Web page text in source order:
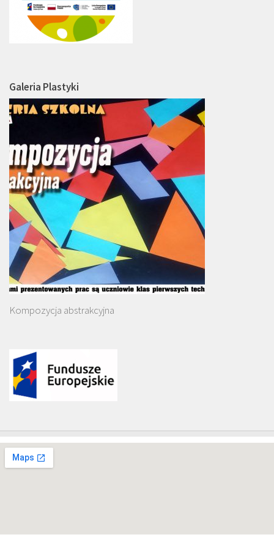
Galeria Plastyki
Kompozycja abstrakcyjna